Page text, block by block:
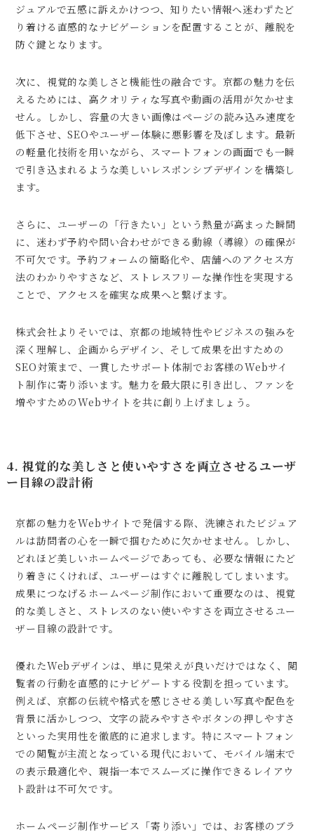
ジュアルで五感に訴えかけつつ、知りたい情報へ迷わずたど
り着ける直感的なナビゲーションを配置することが、離脱を
防ぐ鍵となります。
次に、視覚的な美しさと機能性の融合です。京都の魅力を伝
えるためには、高クオリティな写真や動画の活用が欠かせま
せん。しかし、容量の大きい画像はページの読み込み速度を
低下させ、SEOやユーザー体験に悪影響を及ぼします。最新
の軽量化技術を用いながら、スマートフォンの画面でも一瞬
で引き込まれるような美しいレスポンシブデザインを構築し
ます。
さらに、ユーザーの「行きたい」という熱量が高まった瞬間
に、迷わず予約や問い合わせができる動線（導線）の確保が
不可欠です。予約フォームの簡略化や、店舗へのアクセス方
法のわかりやすさなど、ストレスフリーな操作性を実現する
ことで、アクセスを確実な成果へと繋げます。
株式会社よりそいでは、京都の地域特性やビジネスの強みを
深く理解し、企画からデザイン、そして成果を出すための
SEO対策まで、一貫したサポート体制でお客様のWebサイ
ト制作に寄り添います。魅力を最大限に引き出し、ファンを
増やすためのWebサイトを共に創り上げましょう。
4. 視覚的な美しさと使いやすさを両立させるユーザ
ー目線の設計術
京都の魅力をWebサイトで発信する際、洗練されたビジュア
ルは訪問者の心を一瞬で掴むために欠かせません。しかし、
どれほど美しいホームページであっても、必要な情報にたど
り着きにくければ、ユーザーはすぐに離脱してしまいます。
成果につなげるホームページ制作において重要なのは、視覚
的な美しさと、ストレスのない使いやすさを両立させるユー
ザー目線の設計です。
優れたWebデザインは、単に見栄えが良いだけではなく、閲
覧者の行動を直感的にナビゲートする役割を担っています。
例えば、京都の伝統や格式を感じさせる美しい写真や配色を
背景に活かしつつ、文字の読みやすさやボタンの押しやすさ
といった実用性を徹底的に追求します。特にスマートフォン
での閲覧が主流となっている現代において、モバイル端末で
の表示最適化や、親指一本でスムーズに操作できるレイアウ
ト設計は不可欠です。
ホームページ制作サービス「寄り添い」では、お客様のブラ